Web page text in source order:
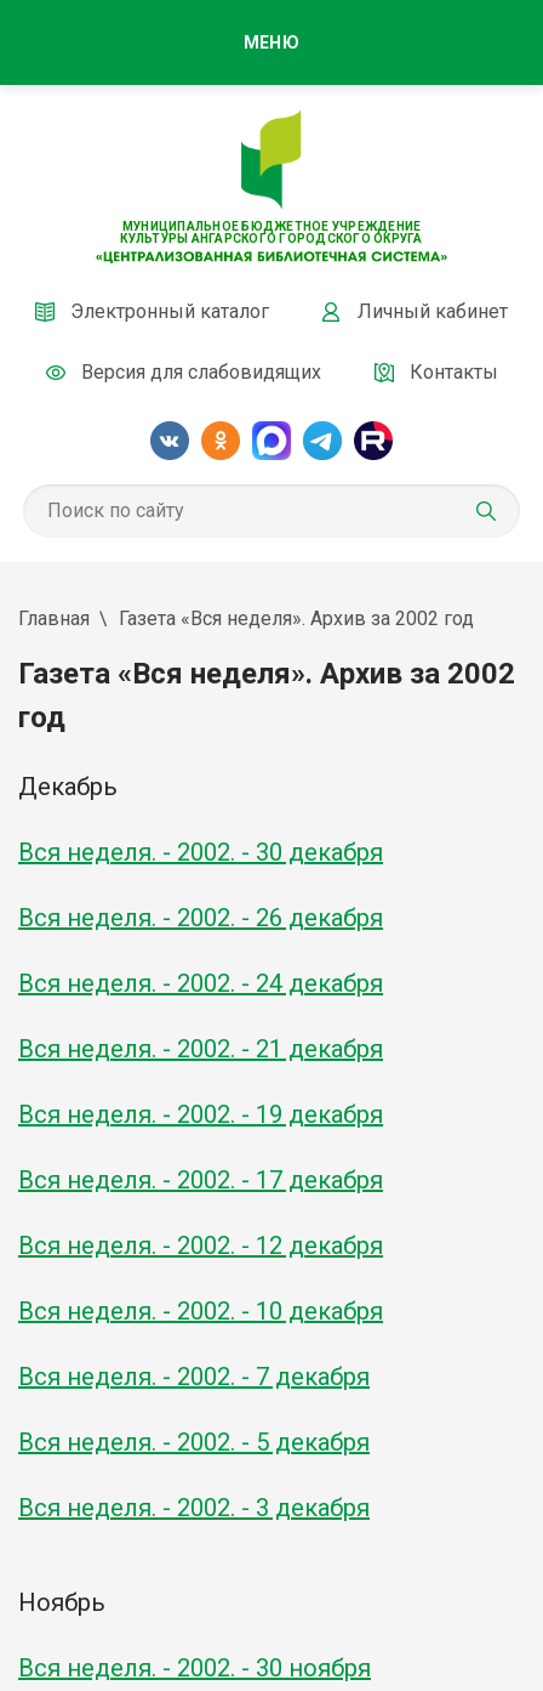
МУНИЦИПАЛЬНОЕ БЮДЖЕТНОЕ УЧРЕЖДЕНИЕ
КУЛЬТУРЫ АНГАРСКОГО ГОРОДСКОГО ОКРУГА
Электронный каталог Личный кабинет
Версия для слабовидящих Контакты
МЕНЮ
Главная Газета «Вся неделя». Архив за 2002 год
Газета «Вся неделя». Архив за 2002
год
Декабрь
Вся неделя. - 2002. - 30 декабря
Вся неделя. - 2002. - 26 декабря
Вся неделя. - 2002. - 24 декабря
Вся неделя. - 2002. - 21 декабря
Вся неделя. - 2002. - 19 декабря
Вся неделя. - 2002. - 17 декабря
Вся неделя. - 2002. - 12 декабря
Вся неделя. - 2002. - 10 декабря
Вся неделя. - 2002. - 7 декабря
Вся неделя. - 2002. - 5 декабря
Вся неделя. - 2002. - 3 декабря
Ноябрь
Вся неделя. - 2002. - 30 ноября